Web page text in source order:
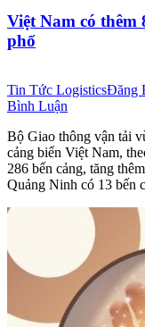
Việt Nam có
phố
Tin Tức LogisticsĐăng
Bình Luận
Bộ Giao thông vận tải
cảng biển Việt Nam,
286 bến cảng, tăng
Quảng Ninh có 13 bến